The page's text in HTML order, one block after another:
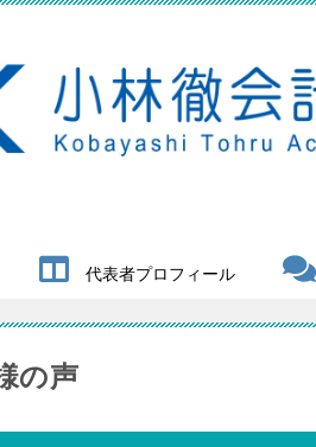
代表者プロフィール
の声